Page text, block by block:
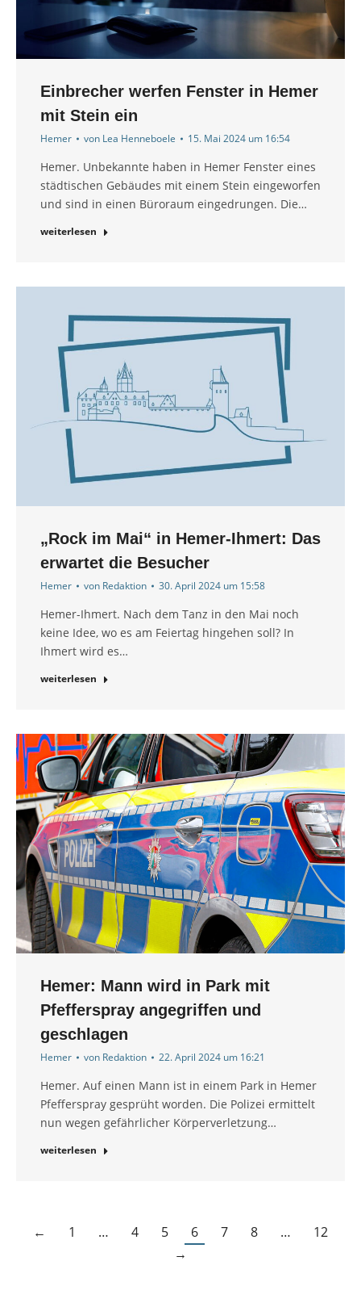
Einbrecher werfen Fenster in Hemer
mit Stein ein
Hemer von Lea Henneboele 15. Mai 2024 um 16:54
Hemer. Unbekannte haben in Hemer Fenster eines
städtischen Gebäudes mit einem Stein eingeworfen
und sind in einen Büroraum eingedrungen. Die…
weiterlesen
„Rock im Mai“ in Hemer-Ihmert: Das
erwartet die Besucher
Hemer von Redaktion 30. April 2024 um 15:58
Hemer-Ihmert. Nach dem Tanz in den Mai noch
keine Idee, wo es am Feiertag hingehen soll? In
Ihmert wird es…
weiterlesen
Hemer: Mann wird in Park mit
Pfefferspray angegriffen und
geschlagen
Hemer von Redaktion 22. April 2024 um 16:21
Hemer. Auf einen Mann ist in einem Park in Hemer
Pfefferspray gesprüht worden. Die Polizei ermittelt
nun wegen gefährlicher Körperverletzung…
weiterlesen
← 1 … 4 5 6 7 8 …
12
→